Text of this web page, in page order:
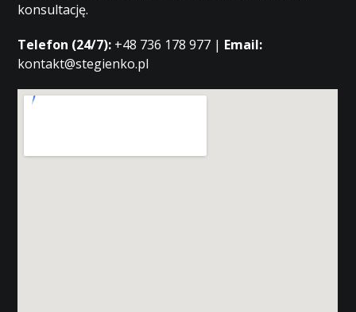
konsultację.
Telefon (24/7): +48 736 178 977 | Email:
kontakt@stegienko.pl